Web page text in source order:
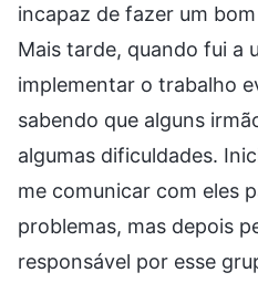
incapaz de fazer um
Mais tarde, quando fui a
implementar o trabalho
sabendo que alguns
algumas dificuldades.
me comunicar com eles
problemas, mas depois
responsável por esse